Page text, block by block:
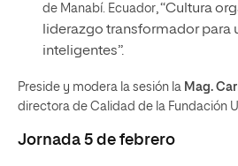
de Manabí. Ecuador, “Cultura
liderazgo transformador para
inteligentes”.
Preside y modera la sesión la Mag.
directora de Calidad de la Fundación
Jornada 5 de febrero